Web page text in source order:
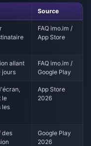
Source
FAQ imo.im /
App Store
allant
jours
FAQ imo.im /
Google Play
le
les
App Store
2026
des
Google Play
2026